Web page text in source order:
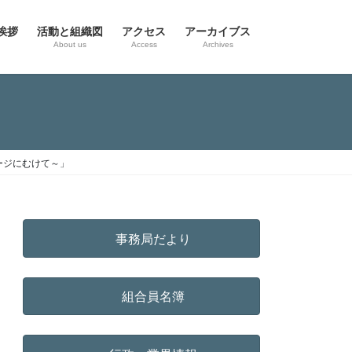
拶 活動と組織図
About us
アクセス
Access
アーカイブス
Archives
にむけて～」
事務局だより
組合員名簿